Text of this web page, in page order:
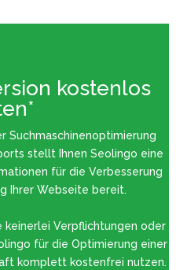
kostenlos
Suchmaschinenoptimierung
stellt Ihnen Seolingo eine
für die Verbesserung
Ihrer Webseite bereit.
keinerlei Verpflichtungen oder
für die Optimierung einer
komplett kostenfrei nutzen.